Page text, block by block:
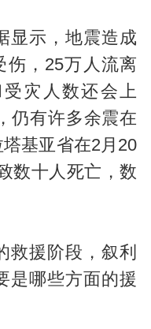
显示，地震造成
伤，25万人流离
灾人数还会上
仍有许多余震在
基亚省在2月20
数十人死亡，数
救援阶段，叙利
是哪些方面的援